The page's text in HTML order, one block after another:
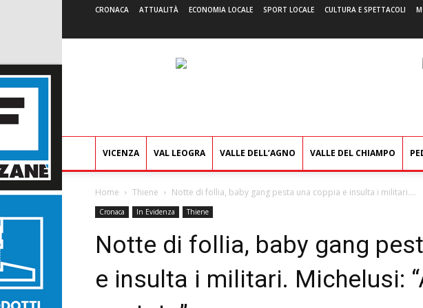
CRONACA ATTUALITÀ ECONOMIA LOCALE SPORT LOCALE CULTURA E SPETTACOLI
VICENZA VAL LEOGRA VALLE DELL’AGNO VALLE DEL CHIAMPO
Home Thiene Notte di follia, baby gang pesta una coppia e insulta i militari....
Cronaca In Evidenza Thiene
Notte di follia, baby gang
e insulta i militari. Michelusi: